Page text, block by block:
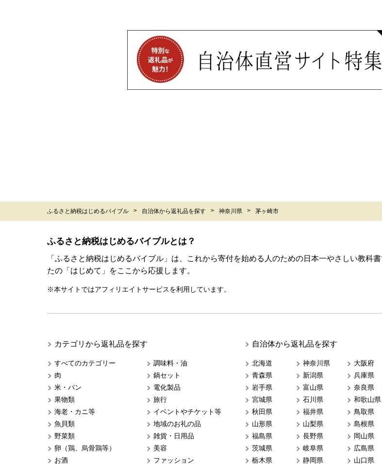
ふるさと納税はじめるバイブル 自治体から返礼品を探す 神奈川県 茅ヶ崎市
ふるさと納税はじめるバイブルとは？
「ふるさと納税はじめるバイブル」は、これから寄付を始める人のための日本一やさしい教科
たの「はじめて」をここから応援します。
※本サイトではアフィリエイトサービスを利用しています。
カテゴリから返礼品を探す
すべてのカテゴリー
肉
米・パン
果物類
海老・カニ等
魚貝類
野菜類
卵（鶏、烏骨鶏等）
お酒
調味料・油
鍋セット
電化製品
旅行
イベントやチケット等
地域のお礼の品
雑貨・日用品
美容
ファッション
自治体から返礼品を探す
北海道
青森県
岩手県
宮城県
秋田県
山形県
福島県
茨城県
栃木県
神奈川県
新潟県
富山県
石川県
福井県
山梨県
長野県
岐阜県
静岡県
大阪府
兵庫県
奈良県
和歌山県
鳥取県
島根県
岡山県
広島県
山口県